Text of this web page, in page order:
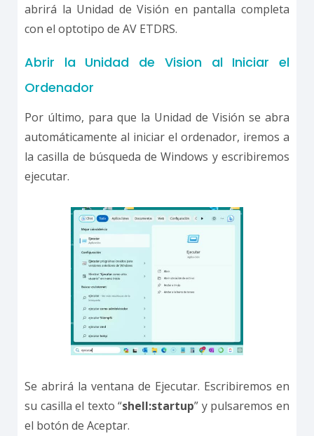
abrirá la Unidad de Visión en pantalla completa
con el optotipo de AV ETDRS.
Abrir la Unidad de Vision al Iniciar el
Ordenador
Por último, para que la Unidad de Visión se abra
automáticamente al iniciar el ordenador, iremos a
la casilla de búsqueda de Windows y escribiremos
ejecutar.
Se abrirá la ventana de Ejecutar. Escribiremos en
su casilla el texto “shell:startup” y pulsaremos en
el botón de Aceptar.